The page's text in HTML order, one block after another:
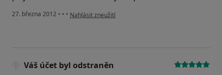
27. března 2012 • • • podle názoru uživatele Váš účet byl odstraněn
Nahlásit zneužití
Váš účet byl odstraněn